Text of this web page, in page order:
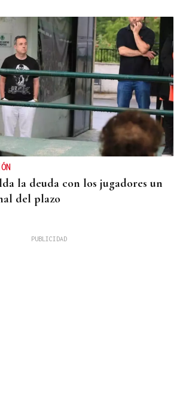
la deuda con los jugadores un
del plazo